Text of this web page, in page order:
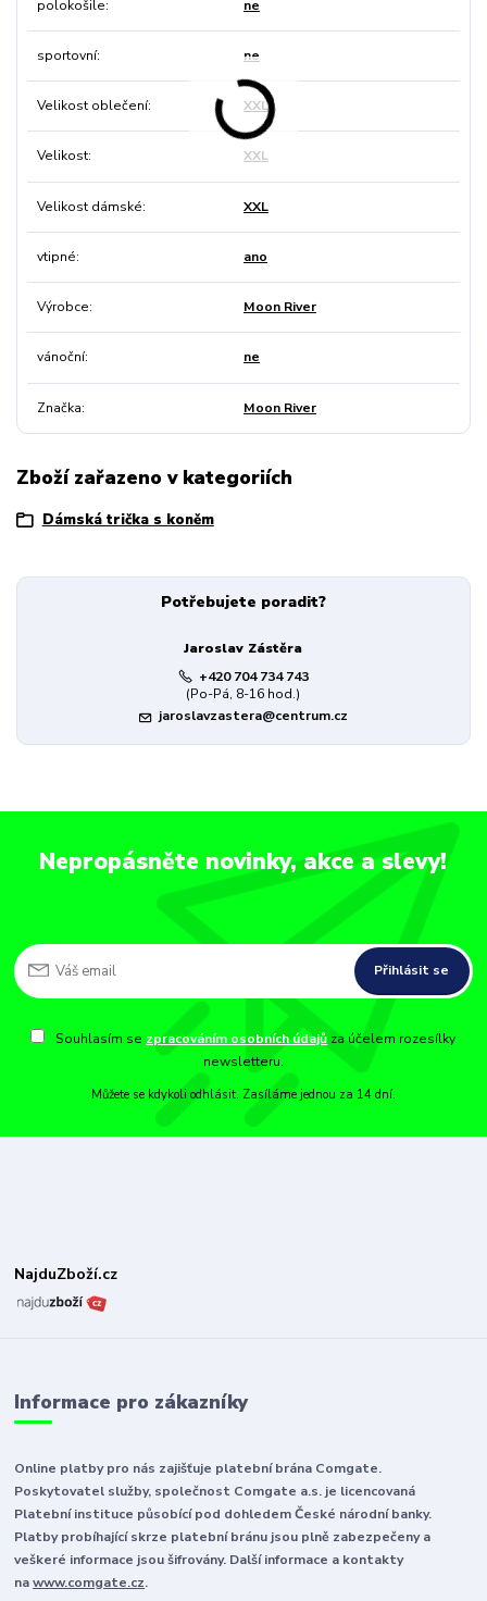
polokošile ne
sportovní ne
Velikost oblečení XXL
Velikost XXL
Velikost dámské XXL
vtipné ano
Výrobce Moon River
vánoční ne
Značka Moon River
Zboží zařazeno v kategoriích
Dámská trička s koněm
Potřebujete poradit?
Jaroslav Zástěra
+420 704 734 743
(Po-Pá, 8-16 hod.)
jaroslavzastera@centrum.cz
Nepropásněte novinky, akce a slevy!
Přihlásit se
Souhlasím se zpracováním osobních údajů za účelem rozesílky
newsletteru.
Můžete se kdykoli odhlásit. Zasíláme jednou za 14 dní.
NajduZboží.cz
Informace pro zákazníky
Online platby pro nás zajišťuje platební brána Comgate.
Poskytovatel služby, společnost Comgate a.s. je licencovaná
Platební instituce působící pod dohledem České národní banky.
Platby probíhající skrze platební bránu jsou plně zabezpečeny a
veškeré informace jsou šifrovány. Další informace a kontakty
nawww.comgate.cz.